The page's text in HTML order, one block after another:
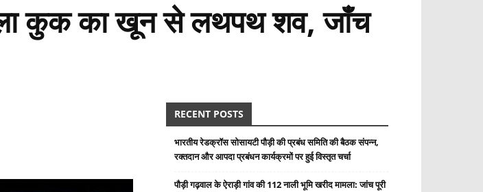
कुक का खून से लथपथ शव, जाँच
RECENT POSTS
भारतीय रेडक्रॉस सोसायटी पौड़ी की प्रबंध समिति की बैठक संपन्न,
रक्तदान और आपदा प्रबंधन कार्यक्रमों पर हुई विस्तृत चर्चा
पौड़ी गढ़वाल के ऐराड़ी गांव की 112 नाली भूमि खरीद मामला: जांच पूरी